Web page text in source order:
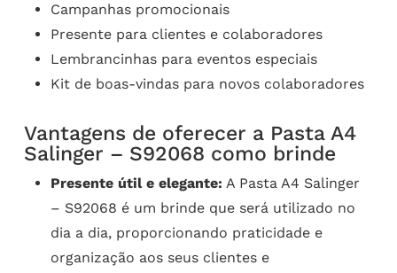
Campanhas promocionais
Presente para clientes e colaboradores
Lembrancinhas para eventos especiais
Kit de boas-vindas para novos colaboradores
Vantagens de oferecer a Pasta A4
Salinger – S92068 como brinde
Presente útil e elegante: A Pasta A4 Salinger
– S92068 é um brinde que será utilizado no
dia a dia, proporcionando praticidade e
organização aos seus clientes e